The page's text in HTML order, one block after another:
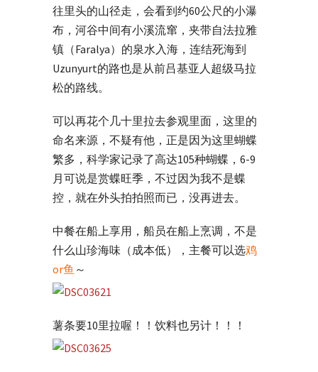
往里头的山径走，会看到约60公尺的小瀑
布，河谷中间有小溪流窜，夹带自法拉雅
镇（Faralya）的泉水入海，连结死海到
Uzunyurt的路也是从前吕基亚人超级马拉
松的路线。
可以再花个几十里拉去参观里面，这里的
命名来源，不疑有他，正是因为这里蝴蝶
繁多，科学家记录了高达105种蝴蝶，6-9
月可说是赏蝶旺季，不过因为我不是蝶
控，就在外头拍拍照而已，没再进去。
中餐在船上享用，船员在船上烹调，不是
什么山珍海味（成本低），主餐可以选鸡
or鱼 ～
薯条要10里拉喔！！饮料也另计！！！